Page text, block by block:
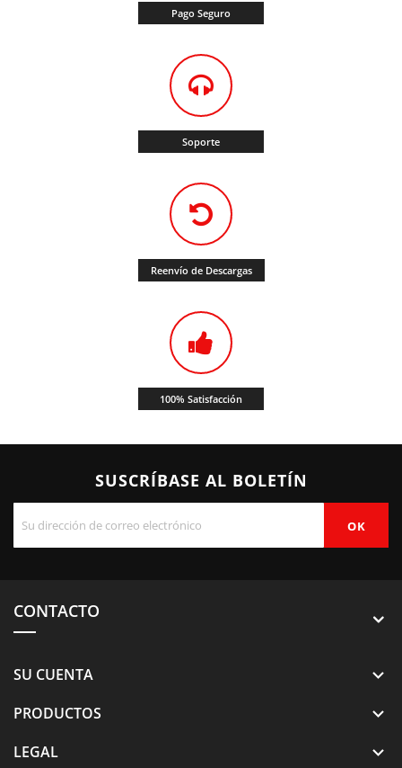
Pago Seguro
Soporte
Reenvío de Descargas
100% Satisfacción
SUSCRÍBASE AL BOLETÍN
CONTACTO
SU CUENTA 
PRODUCTOS 
LEGAL 